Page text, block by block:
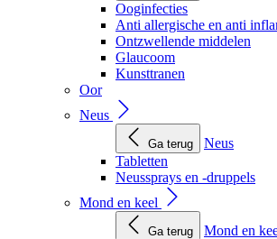
Ooginfecties
Anti allergische en anti
Ontzwellende middelen
Glaucoom
Kunsttranen
Oor
Neus
Ga terug
Neus
Tabletten
Neussprays en -druppels
Mond en keel
Ga terug
Mond en